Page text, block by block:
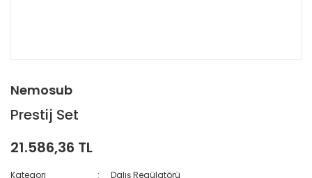
Nemosub
Prestij Set
21.586,36 TL
Kategori
Dalış Regülatörü